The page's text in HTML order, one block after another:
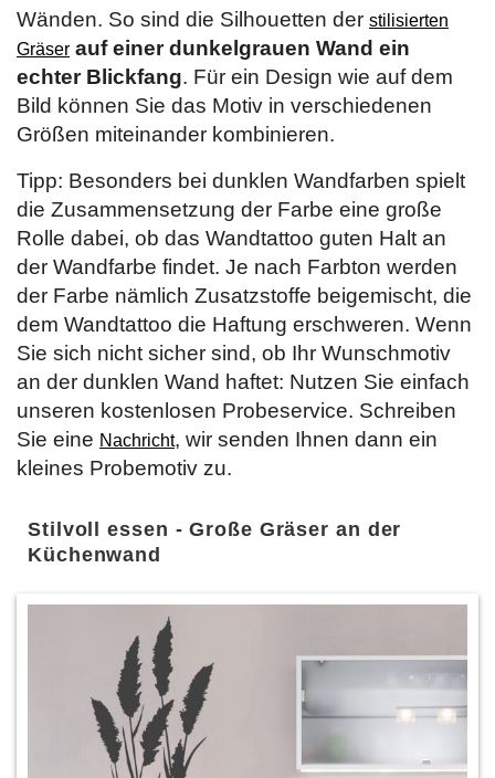
Wänden. So sind die Silhouetten der stilisierten
Gräser auf einer dunkelgrauen Wand ein
echter Blickfang. Für ein Design wie auf dem
Bild können Sie das Motiv in verschiedenen
Größen miteinander kombinieren.
Tipp: Besonders bei dunklen Wandfarben spielt
die Zusammensetzung der Farbe eine große
Rolle dabei, ob das Wandtattoo guten Halt an
der Wandfarbe findet. Je nach Farbton werden
der Farbe nämlich Zusatzstoffe beigemischt, die
dem Wandtattoo die Haftung erschweren. Wenn
Sie sich nicht sicher sind, ob Ihr Wunschmotiv
an der dunklen Wand haftet: Nutzen Sie einfach
unseren kostenlosen Probeservice. Schreiben
Sie eine Nachricht, wir senden Ihnen dann ein
kleines Probemotiv zu.
Stilvoll essen - Große Gräser an der
Küchenwand